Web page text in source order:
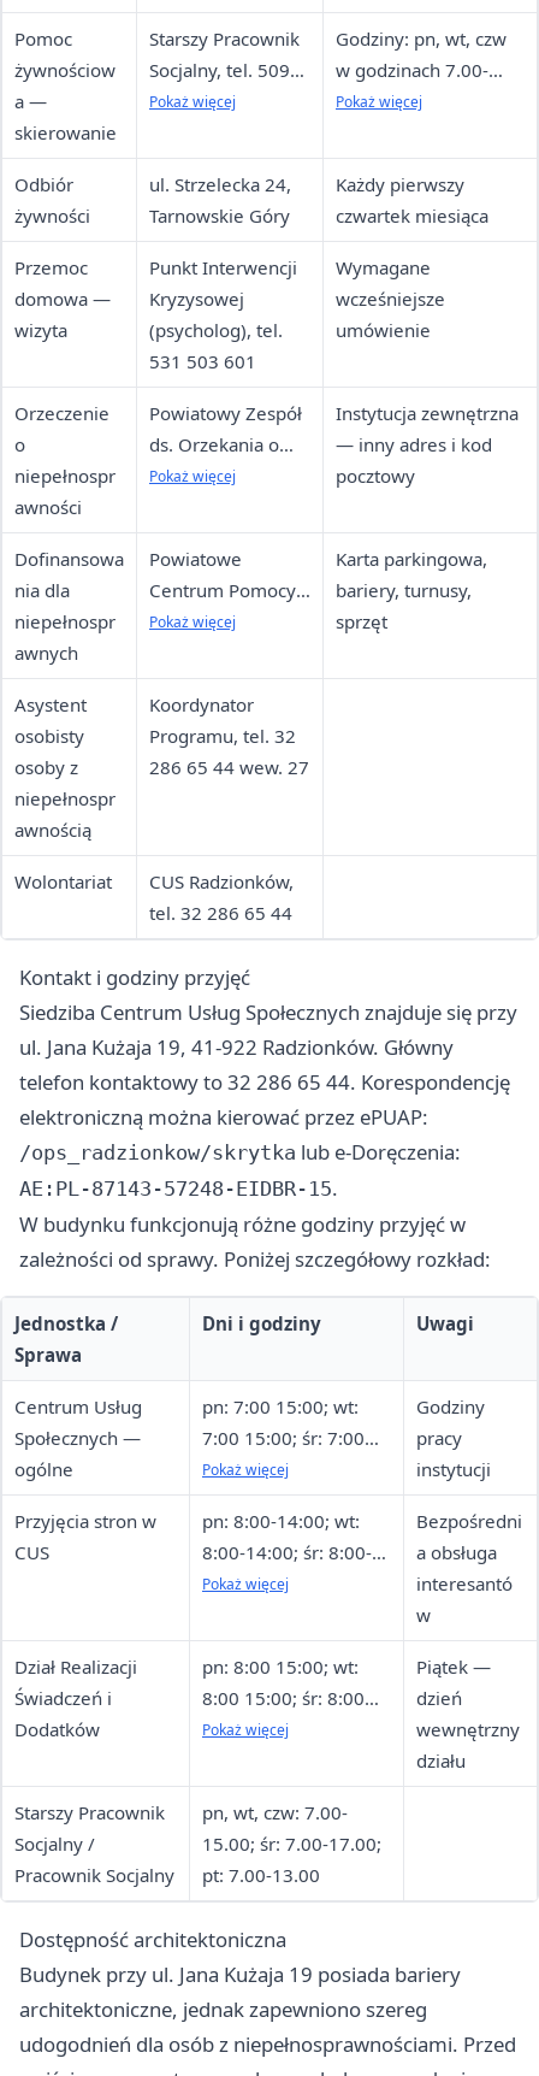
286 65 44 wew.
22, 30
Pomoc
żywnościow
a —
skierowanie
Starszy Pracownik
Socjalny, tel. 509
819 564;
Socjalny, tel. 506
615 274
Pokaż więcej
Godziny: pn, wt, czw
w godzinach 7.00-
15.00; śr w godzinach
godzinach 7.00-13.00
Pokaż więcej
Odbiór
żywności
ul. Strzelecka 24,
Tarnowskie Góry
Każdy pierwszy
czwartek miesiąca
Przemoc
domowa —
wizyta
Punkt Interwencji
Kryzysowej
(psycholog), tel.
531 503 601
Wymagane
wcześniejsze
umówienie
Orzeczenie
o
niepełnospr
awności
Powiatowy Zespół
ds. Orzekania o
Niepełnosprawnoś
16, Tarnowskie
Góry, tel. 32-381-
81-01
Pokaż więcej
Instytucja zewnętrzna
— inny adres i kod
pocztowy
Dofinansowa
nia dla
niepełnospr
awnych
Powiatowe
Centrum Pomocy
Rodzinie, ul.
Tarnowskie Góry,
tel. 32-381-81-01
Pokaż więcej
Karta parkingowa,
bariery, turnusy,
sprzęt
Asystent
osobisty
osoby z
niepełnospr
awnością
Koordynator
Programu, tel. 32
286 65 44 wew. 27
Wolontariat
CUS Radzionków,
tel. 32 286 65 44
Kontakt i godziny przyjęć
Siedziba Centrum Usług Społecznych znajduje się przy
ul. Jana Kużaja 19, 41-922 Radzionków. Główny
telefon kontaktowy to 32 286 65 44. Korespondencję
elektroniczną można kierować przez ePUAP:
/ops_radzionkow/skrytka lub e-Doręczenia:
AE:PL-87143-57248-EIDBR-15.
W budynku funkcjonują różne godziny przyjęć w
zależności od sprawy. Poniżej szczegółowy rozkład:
Jednostka /
Sprawa
Dni i godziny Uwagi
Centrum Usług
Społecznych —
ogólne
pn: 7:00 15:00; wt:
7:00 15:00; śr: 7:00
17:00; czw: 7:00
15:00; pt: 7:00 13:00
Pokaż więcej
Godziny
pracy
instytucji
Przyjęcia stron w
CUS
pn: 8:00-14:00; wt:
8:00-14:00; śr: 8:00-
16:00; czw: 8:00-
Pokaż więcej
Bezpośredni
a obsługa
interesantó
w
Dział Realizacji
Świadczeń i
Dodatków
pn: 8:00 15:00; wt:
8:00 15:00; śr: 8:00
17:00; czw: 8:00
Pokaż więcej
Piątek —
dzień
wewnętrzny
działu
Starszy Pracownik
Socjalny /
Pracownik Socjalny
pn, wt, czw: 7.00-
15.00; śr: 7.00-17.00;
pt: 7.00-13.00
Dostępność architektoniczna
Budynek przy ul. Jana Kużaja 19 posiada bariery
architektoniczne, jednak zapewniono szereg
udogodnień dla osób z niepełnosprawnościami. Przed